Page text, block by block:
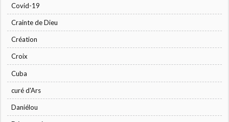
Covid-19
Crainte de Dieu
Création
Croix
Cuba
curé d'Ars
Daniélou